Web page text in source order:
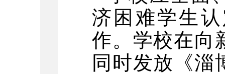
济困难学生
作。学校在向
同时发放《淄